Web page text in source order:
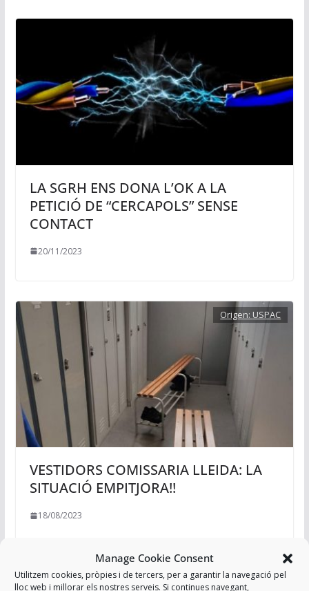
Manage Cookie Consent
Utilitzem cookies, pròpies i de tercers, per a garantir la navegació pel
lloc web i millorar els nostres serveis. Si continues navegant,
LA SGRH ENS DONA L’OK A LA
PETICIÓ DE “CERCAPOLS” SENSE
CONTACT
20/11/2023
Origen: USPAC
VESTIDORS COMISSARIA LLEIDA: LA
SITUACIÓ EMPITJORA!!
18/08/2023